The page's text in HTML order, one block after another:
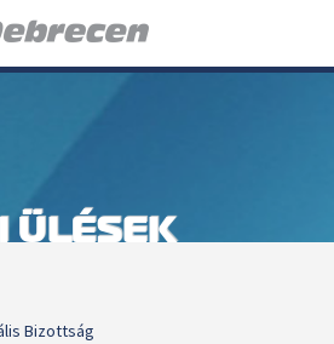
ÜLÉSEK
Bizottság